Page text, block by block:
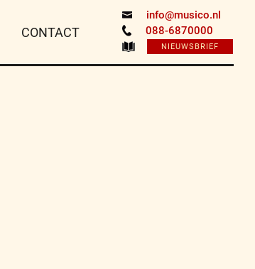
info@musico.nl
088-6870000
NIEUWSBRIEF
CONTACT